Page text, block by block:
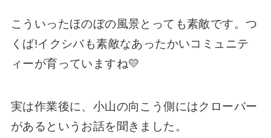
こういったほのぼの風景とっても素敵です。つ
くば!イクシバも素敵なあったかいコミュニテ
ィーが育っていますね💛
実は作業後に、小山の向こう側にはクローバー
があるというお話を聞きました。